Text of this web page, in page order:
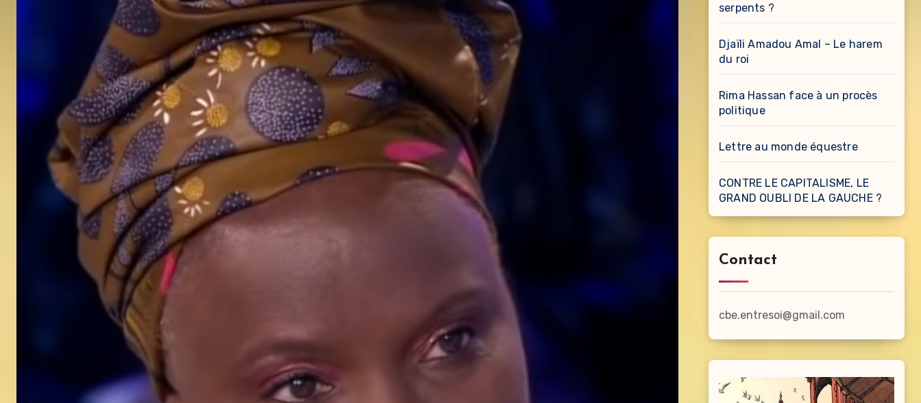
serpents ?
Djaïli Amadou Amal – Le harem
du roi
Rima Hassan face à un procès
politique
Lettre au monde équestre
CONTRE LE CAPITALISME, LE
GRAND OUBLI DE LA GAUCHE ?
Contact
cbe.entresoi@gmail.com